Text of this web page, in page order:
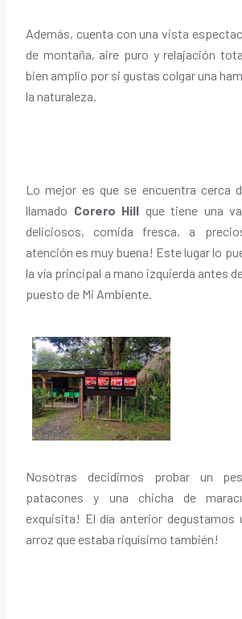
Además, cuenta con una vista
de montaña, aire puro y relajación
bien amplio por si gustas colgar una
la naturaleza.
Lo mejor es que se encuentra cerca
llamado Corero Hill que tiene una
deliciosos, comida fresca, a
atención es muy buena! Este lugar lo
la vía principal a mano izquierda antes
puesto de Mi Ambiente.
Nosotras decidimos probar un
patacones y una chicha de
exquisita! El día anterior degustamos
arroz que estaba riquísimo también!